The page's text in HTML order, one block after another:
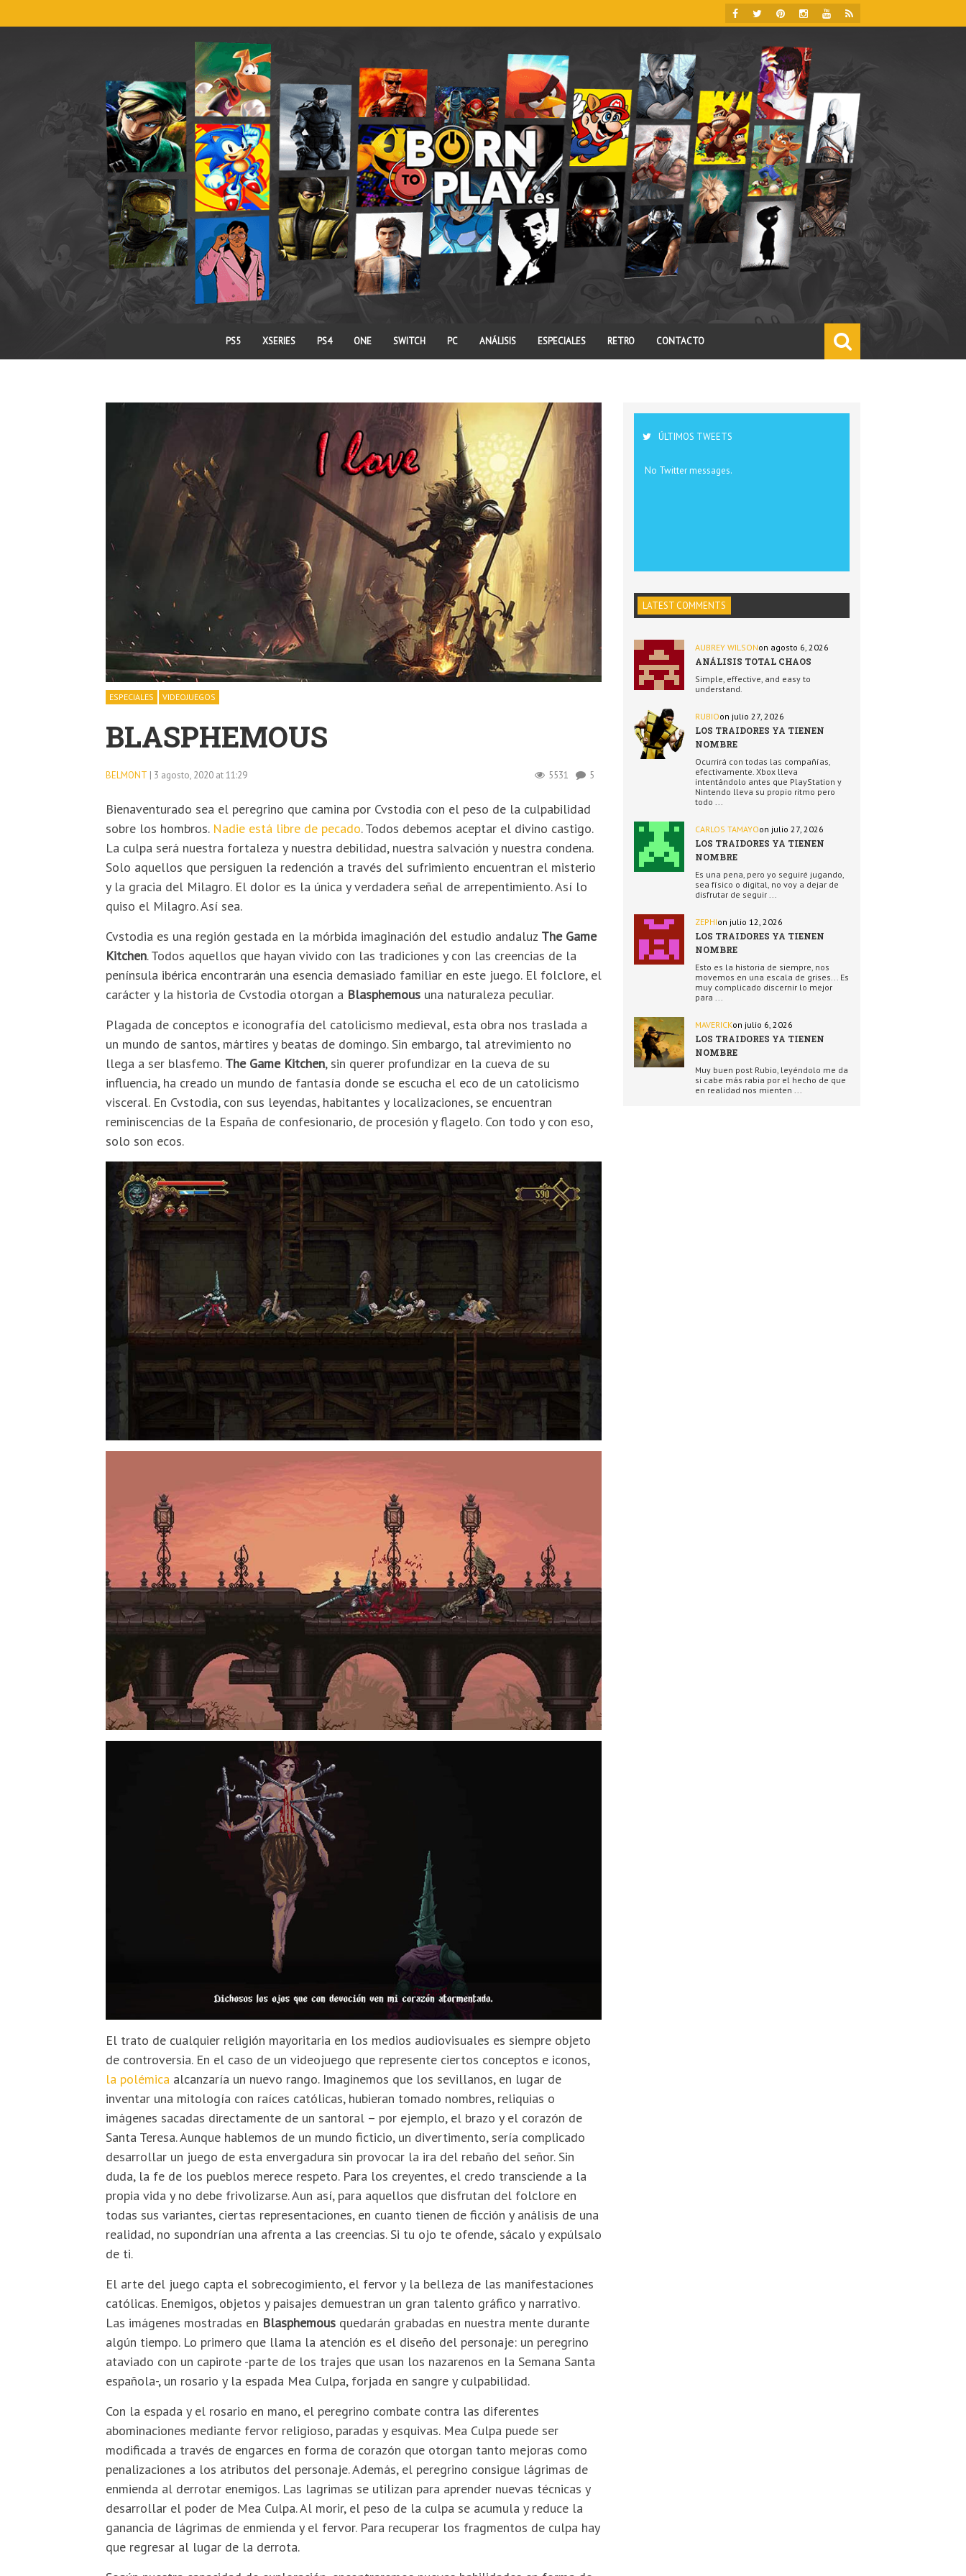
PS5 XSERIES PS4 ONE SWITCH PC ANÁLISIS ESPECIALES RETRO CONTACTO
ESPECIALES VIDEOJUEGOS
BLASPHEMOUS
BELMONT | 3 agosto, 2020 at 11:29 5531 5
Bienaventurado sea el peregrino que camina por Cvstodia con el peso de la culpabilidad
sobre los hombros. Nadie está libre de pecado. Todos debemos aceptar el divino castigo.
La culpa será nuestra fortaleza y nuestra debilidad, nuestra salvación y nuestra condena.
Solo aquellos que persiguen la redención a través del sufrimiento encuentran el misterio
y la gracia del Milagro. El dolor es la única y verdadera señal de arrepentimiento. Así lo
quiso el Milagro. Así sea.
Cvstodia es una región gestada en la mórbida imaginación del estudio andaluz The Game
Kitchen. Todos aquellos que hayan vivido con las tradiciones y con las creencias de la
península ibérica encontrarán una esencia demasiado familiar en este juego. El folclore, el
carácter y la historia de Cvstodia otorgan a Blasphemous una naturaleza peculiar.
Plagada de conceptos e iconografía del catolicismo medieval, esta obra nos traslada a
un mundo de santos, mártires y beatas de domingo. Sin embargo, tal atrevimiento no
llega a ser blasfemo. The Game Kitchen, sin querer profundizar en la cueva de su
influencia, ha creado un mundo de fantasía donde se escucha el eco de un catolicismo
visceral. En Cvstodia, con sus leyendas, habitantes y localizaciones, se encuentran
reminiscencias de la España de confesionario, de procesión y flagelo. Con todo y con eso,
solo son ecos.
El trato de cualquier religión mayoritaria en los medios audiovisuales es siempre objeto
de controversia. En el caso de un videojuego que represente ciertos conceptos e iconos,
la polémica alcanzaría un nuevo rango. Imaginemos que los sevillanos, en lugar de
inventar una mitología con raíces católicas, hubieran tomado nombres, reliquias o
imágenes sacadas directamente de un santoral – por ejemplo, el brazo y el corazón de
Santa Teresa. Aunque hablemos de un mundo ficticio, un divertimento, sería complicado
desarrollar un juego de esta envergadura sin provocar la ira del rebaño del señor. Sin
duda, la fe de los pueblos merece respeto. Para los creyentes, el credo transciende a la
propia vida y no debe frivolizarse. Aun así, para aquellos que disfrutan del folclore en
todas sus variantes, ciertas representaciones, en cuanto tienen de ficción y análisis de una
realidad, no supondrían una afrenta a las creencias. Si tu ojo te ofende, sácalo y expúlsalo
de ti.
El arte del juego capta el sobrecogimiento, el fervor y la belleza de las manifestaciones
católicas. Enemigos, objetos y paisajes demuestran un gran talento gráfico y narrativo.
Las imágenes mostradas en Blasphemous quedarán grabadas en nuestra mente durante
algún tiempo. Lo primero que llama la atención es el diseño del personaje: un peregrino
ataviado con un capirote -parte de los trajes que usan los nazarenos en la Semana Santa
española-, un rosario y la espada Mea Culpa, forjada en sangre y culpabilidad.
Con la espada y el rosario en mano, el peregrino combate contra las diferentes
abominaciones mediante fervor religioso, paradas y esquivas. Mea Culpa puede ser
modificada a través de engarces en forma de corazón que otorgan tanto mejoras como
penalizaciones a los​ atributos del personaje. Además, el peregrino consigue lágrimas de
enmienda al derrotar enemigos. Las lagrimas se utilizan para aprender nuevas técnicas y
desarrollar el poder de Mea Culpa. Al morir, el peso de la culpa se acumula y reduce la
ganancia de lágrimas de enmienda y el fervor. Para recuperar los fragmentos de culpa hay
que regresar al lugar de la derrota.
ÚLTIMOS TWEETS
No Twitter messages.
LATEST COMMENTS
AUBREY WILSONon agosto 6, 2026
ANÁLISIS TOTAL CHAOS
Simple, effective, and easy to
understand.
RUBIOon julio 27, 2026
LOS TRAIDORES YA TIENEN
NOMBRE
Ocurrirá con todas las compañías,
efectivamente. Xbox lleva
intentándolo antes que PlayStation y
Nintendo lleva su propio ritmo pero
todo ...
CARLOS TAMAYOon julio 27, 2026
LOS TRAIDORES YA TIENEN
NOMBRE
Es una pena, pero yo seguiré jugando,
sea físico o digital, no voy a dejar de
disfrutar de seguir ...
ZEPHIon julio 12, 2026
LOS TRAIDORES YA TIENEN
NOMBRE
Esto es la historia de siempre, nos
movemos en una escala de grises... Es
muy complicado discernir lo mejor
para ...
MAVERICKon julio 6, 2026
LOS TRAIDORES YA TIENEN
NOMBRE
Muy buen post Rubio, leyéndolo me da
si cabe más rabia por el hecho de que
en realidad nos mienten ...